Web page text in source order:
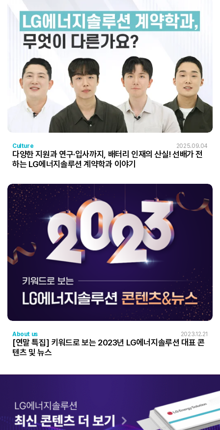
Culture 2025.09.04
다양한 지원과 연구·입사까지, 배터리 인재의 산실! 선배가 전
하는 LG에너지솔루션 계약학과 이야기
About us 2023.12.21
[연말 특집] 키워드로 보는 2023년 LG에너지솔루션 대표 콘
텐츠 및 뉴스